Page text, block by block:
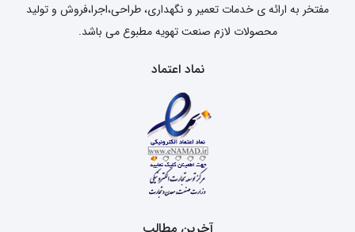
مفتخر به ارائه ی خدمات تعمیر و نگهداری، طراحی،اجرا،فروش و تولید
محصولات لازم صنعت تهویه مطبوع می باشد.
نماد اعتماد